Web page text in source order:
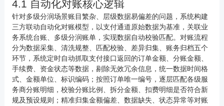
4.1 自动化对账核心逻辑
针对多级分润场景账目繁杂、层级数据易偏差的问题，系统构建
三方联动自动化对账模型，以支付通道原始数据为基准，关联业
务系统台账、多级分润账单，实现数据自动校验匹配。对账流程
分为数据采集、清洗规整、匹配校验、差异归集、账务归档五个
环节，系统定时自动抓取支付接口返回的订单金额、分账金额、
手续费、资金状态等数据，剔除无效冗余信息，统一数据时间格
式、金额单位、标识编码；按照订单唯一编号，逐层匹配各级服
务商分账明细，校验分账比例、拆分金额、扣费明细是否符合新
规及预设规则；精准归集金额偏差、数据缺失、状态异常等对账